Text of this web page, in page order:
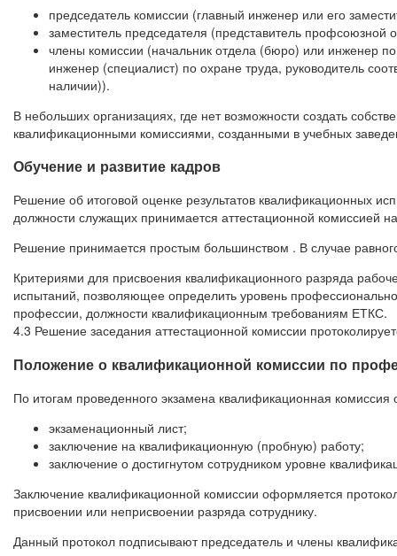
председатель комиссии (главный инженер или его
заместитель председателя (представитель профсоюзной
члены комиссии (начальник отдела (бюро) или инженер
инженер (специалист) по охране труда, руководитель
наличии)).
В небольших организациях, где нет возможности создать
квалификационными комиссиями, созданными в учебных
Обучение и развитие кадров
Решение об итоговой оценке результатов квалификационных
должности служащих принимается аттестационной комиссией
Решение принимается простым большинством . В случае
Критериями для присвоения квалификационного разряда
испытаний, позволяющее определить уровень
профессии, должности квалификационным требованиям ЕТКС.
4.3 Решение заседания аттестационной комиссии
Положение о квалификационной комиссии по
По итогам проведенного экзамена квалификационная
экзаменационный лист;
заключение на квалификационную (пробную) работу;
заключение о достигнутом сотрудником уровне
Заключение квалификационной комиссии оформляется
присвоении или неприсвоении разряда сотруднику.
Данный протокол подписывают председатель и члены